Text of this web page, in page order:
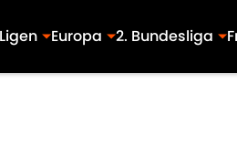
Ligen Europa 2. Bundesliga